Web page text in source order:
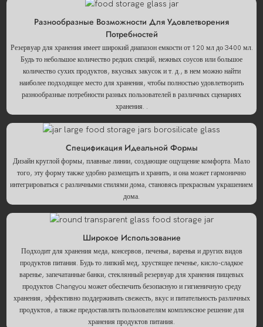
Разнообразные Возможности Для Удовлетворения
Потребностей
Резервуар для хранения имеет широкий диапазон емкости от 120 мл до 3400 мл.
Будь то небольшое количество редких специй, нежных соусов или большое
количество сухих продуктов, вкусных закусок и т. д., в нем можно найти
наиболее подходящее место для хранения, чтобы полностью удовлетворить
разнообразные потребности разных пользователей в различных сценариях
хранения. .
Спецификация Идеальной Формы
Дизайн круглой формы, плавные линии, создающие ощущение комфорта. Мало
того, эту форму также удобно размещать и хранить, и она может гармонично
интегрироваться с различными стилями дома, становясь прекрасным украшением
дома.
Широкое Использование
Подходит для хранения меда, консервов, печенья, варенья и других видов
продуктов питания. Будь то липкий мед, хрустящее печенье, кисло-сладкое
варенье, запечатанные банки, стеклянный резервуар для хранения пищевых
продуктов Changyou может обеспечить безопасную и гигиеничную среду
хранения, эффективно поддерживать свежесть, вкус и питательность различных
продуктов, а также предоставлять пользователям комплексное решение для
хранения продуктов питания.